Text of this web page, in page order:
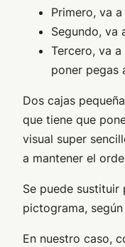
Primero, va
Segundo, va
Tercero, va
poner pegas
Dos cajas
que tiene que
visual super
a mantener el
Se puede
pictograma,
En nuestro caso,